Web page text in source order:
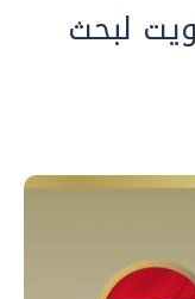
لبحث